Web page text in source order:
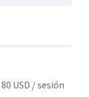
80 USD / sesión